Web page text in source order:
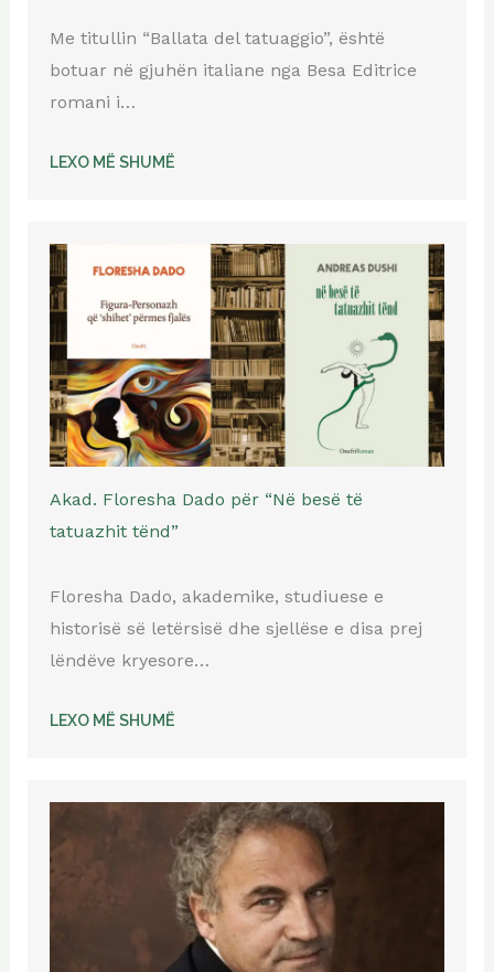
Me titullin “Ballata del tatuaggio”, është
botuar në gjuhën italiane nga Besa Editrice
romani i…
LEXO MË SHUMË
Akad. Floresha Dado për “Në besë të
tatuazhit tënd”
Floresha Dado, akademike, studiuese e
historisë së letërsisë dhe sjellëse e disa prej
lëndëve kryesore…
LEXO MË SHUMË